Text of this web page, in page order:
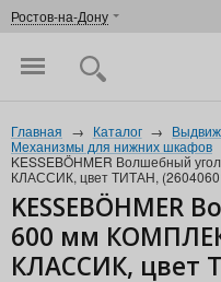
Ростов-на-Дону
Главная → Каталог →
Механизмы для нижних шкафов
KESSEBÖHMER Волшебный
КЛАССИК, цвет ТИТАН,
KESSEBÖHMER
600 мм
КЛАССИК, цвет